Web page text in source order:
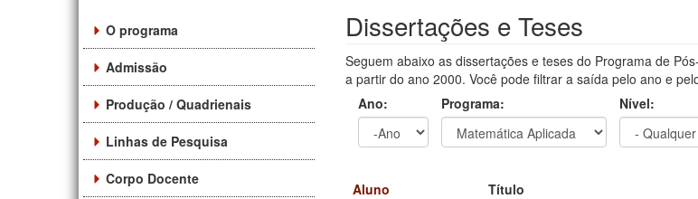
O programa
Admissão
Produção / Quadrienais
Linhas de Pesquisa
Corpo Docente
Dissertações e Teses
Seguem abaixo as dissertações e teses do Programa de
a partir do ano 2000. Você pode filtrar a saída pelo ano e
Ano:
Programa: Nível:
Aluno Título